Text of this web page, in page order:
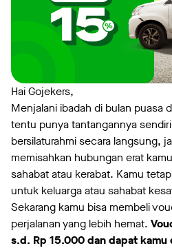
Hai Gojekers,
Menjalani ibadah di bulan puasa
tentu punya tantangannya
bersilaturahmi secara langsung,
memisahkan hubungan erat
sahabat atau kerabat. Kamu
untuk keluarga atau sahabat
Sekarang kamu bisa membeli
perjalanan yang lebih hemat.
s.d. Rp 15.000 dan dapat kamu